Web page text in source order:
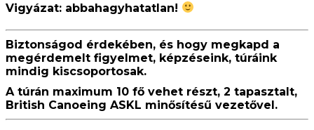
Vigyázat: abbahagyhatatlan!
Biztonságod érdekében, és hogy megkapd a
megérdemelt figyelmet, képzéseink, túráink
mindig kiscsoportosak.
A túrán maximum 10 fő vehet részt, 2 tapasztalt,
British Canoeing ASKL minősítésű vezetővel.